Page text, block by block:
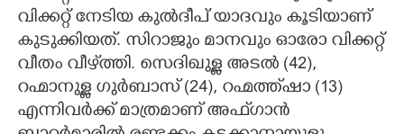
വിക്കറ്റ് നേടിയ കുൽദീപ് യാദവും കൂടിയാണ്
കുടുക്കിയത്. സിറാജും മാനവും ഓരോ വിക്കറ്റ്
വീതം വീഴ്‌ത്തി. സെദിഖുള്ള അടൽ (42)​,​
റഹ്മാനുള്ള ഗുർബാസ് (24)​,​ റഹ്മ‌ത്ത്ഷാ (13)​
എന്നിവർക്ക് മാത്രമാണ് അഫ്‌ഗാൻ